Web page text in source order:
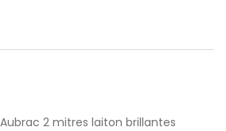
2 mitres laiton brillantes